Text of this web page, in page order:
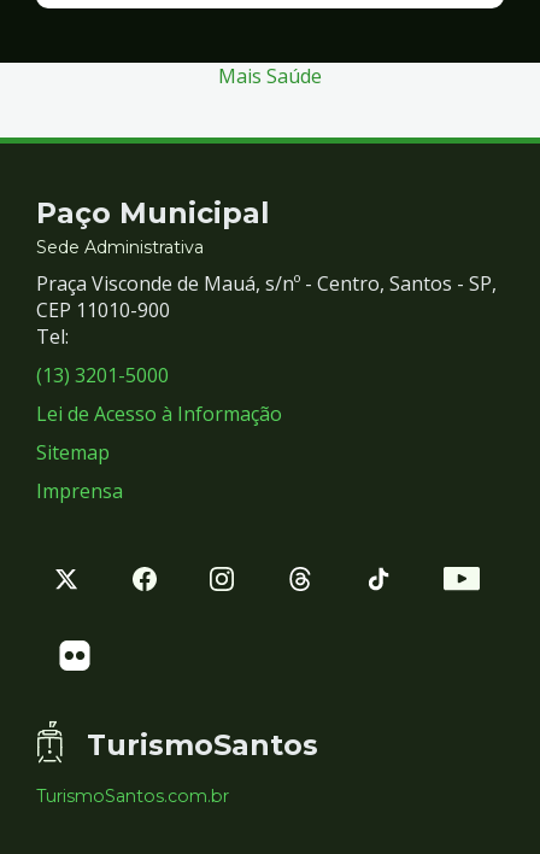
Mais Saúde
Contato
e
Redes
Sociais
Paço Municipal
Sede Administrativa
Praça Visconde de Mauá, s/nº - Centro, Santos - SP,
CEP 11010-900
Tel:
(13) 3201-5000
Lei de Acesso à Informação
Sitemap
Imprensa
TurismoSantos
TurismoSantos.com.br